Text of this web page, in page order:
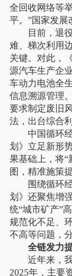
全回收网络等
平。”国家发展
目前，退
难、梯次利用
关键。对此，
源汽车生产企
车动力电池全
信息溯源管理
要求制定废旧
法，出台综合
中国循环
划》立足新形
果基础上，将“
图，精准施策
围绕循环
划》还聚焦增
统“城市矿产”
规范化不足、
不高等问题，
全链发力
近年来，
2025年，主要